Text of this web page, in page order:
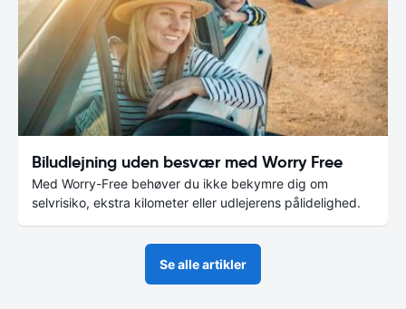
Biludlejning uden besvær med Worry Free
Med Worry-Free behøver du ikke bekymre dig om
selvrisiko, ekstra kilometer eller udlejerens pålidelighed.
Se alle artikler